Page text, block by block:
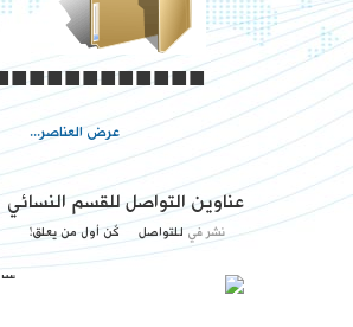
عرض العناصر...
عناوين التواصل للقسم النسائي
نشر في للتواصل كٌن أول من يعلق!